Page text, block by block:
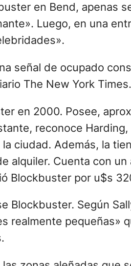
en Bend, apenas
Luego, en una
señal de ocupado
The New York Times.
en 2000. Posee,
reconoce
ciudad. Además, la
alquiler. Cuenta con
Blockbuster por u$s
Blockbuster. Según
realmente pequeñas»